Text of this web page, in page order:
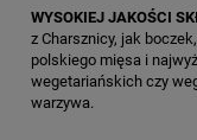
WYSOKIEJ JAKOŚCI
z Charsznicy, jak
polskiego mięsa i
wegetariańskich czy
warzywa.